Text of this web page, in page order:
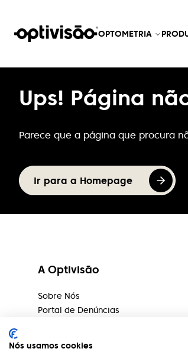
OPTOMETRIA
Ups! Página
Parece que a página que procura
Ir para a Homepage
A Optivisão
Sobre Nós
Portal de Denúncias
Nós usamos cookies